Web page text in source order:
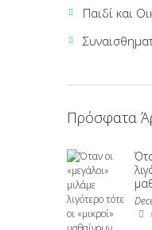
Παιδί και
Πρόσφατα